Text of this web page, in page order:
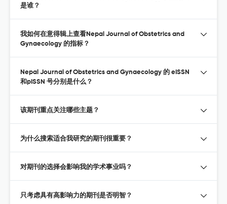
是谁？
我如何在意得辑上查看Nepal Journal of Obstetrics and
Gynaecology 的指标？
Nepal Journal of Obstetrics and Gynaecology 的 eISSN
和pISSN 号分别是什么？
该期刊重点关注哪些主题？
为什么搜索适合我研究的期刊很重要？
对期刊的选择会影响我的学术事业吗？
只考虑具有高影响力的期刊是否明智？